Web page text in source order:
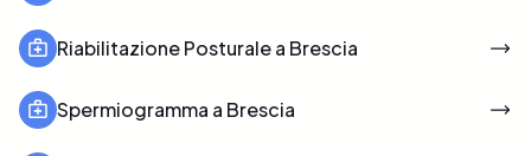
Riabilitazione Posturale a Brescia
Spermiogramma a Brescia